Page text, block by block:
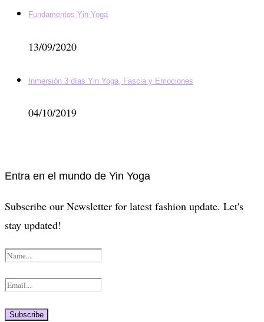
Fundamentos Yin Yoga
13/09/2020
Inmersión 3 días Yin Yoga, Fascia y Emociones
04/10/2019
Entra en el mundo de Yin Yoga
Subscribe our Newsletter for latest fashion update. Let's
stay updated!